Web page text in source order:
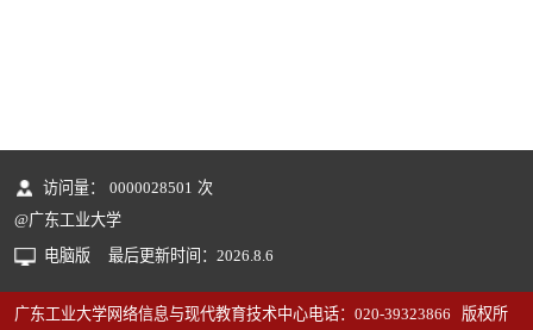
访问量： 0000028501 次
@广东工业大学
电脑版
最后更新时间： 2026 8 6
广东工业大学网络信息与现代教育技术中心电话：020-39323866 版权所